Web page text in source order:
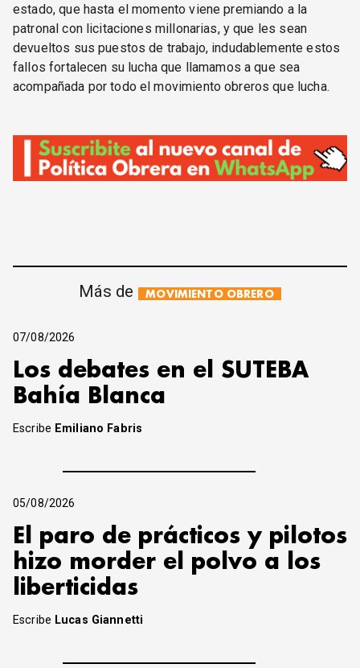
estado, que hasta el momento viene premiando a la
patronal con licitaciones millonarias, y que les sean
devueltos sus puestos de trabajo, indudablemente estos
fallos fortalecen su lucha que llamamos a que sea
acompañada por todo el movimiento obreros que lucha.
Más de MOVIMIENTO OBRERO
07/08/2026
Los debates en el SUTEBA
Bahía Blanca
Escribe Emiliano Fabris
05/08/2026
El paro de prácticos y pilotos
hizo morder el polvo a los
liberticidas
Escribe Lucas Giannetti